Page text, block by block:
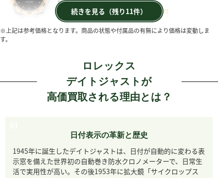
参考買取価格 2,150,000 円
※上記は参考価格となります。商品の状態や付属品の有無により価格は変動しま
す。
続きを見る（残り11件）
ロレックス
デイトジャストが
高価買取される理由とは？
日付表示の革新と歴史
1945年に誕生したデイトジャストは、日付が自動的に変わる表
示窓を備えた世界初の自動巻き防水クロノメーターで、日常生
活で実用性が高い。その後1953年に拡大鏡「サイクロップス